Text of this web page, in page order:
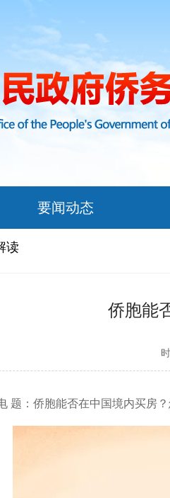
要闻动态
读
侨胞能
：侨胞能否在中国境内买房？